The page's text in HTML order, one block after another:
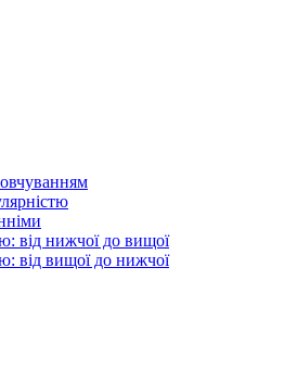
від нижчої до вищої
від вищої до нижчої